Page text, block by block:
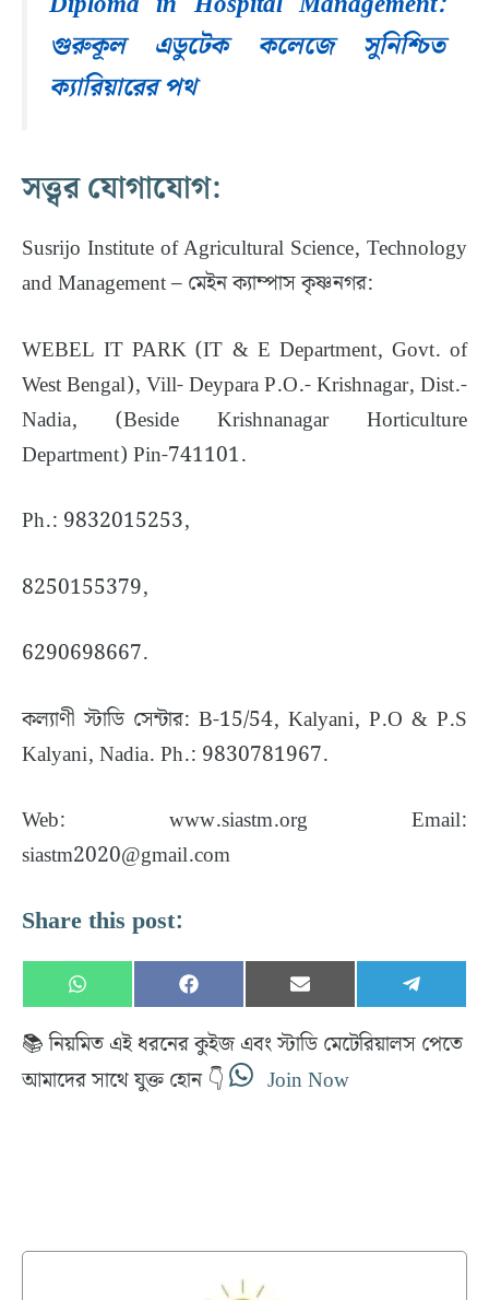
গুরুকূল এডুটেক কলেজে সুনিশ্চিত
ক্যারিয়ারের পথ
সত্ত্বর যোগাযোগ:
Susrijo Institute of Agricultural Science, Technology
and Management – মেইন ক্যাম্পাস কৃষ্ণনগর:
WEBEL IT PARK (IT & E Department, Govt. of
West Bengal), Vill- Deypara P.O.- Krishnagar, Dist.-
Nadia, (Beside Krishnanagar Horticulture
Department) Pin-741101.
Ph.: 9832015253,
8250155379,
6290698667.
কল্যাণী স্টাডি সেন্টার: B-15/54, Kalyani, P.O & P.S
Kalyani, Nadia. Ph.: 9830781967.
Web: www.siastm.org Email:
siastm2020@gmail.com
Share this post:
Share
on
W
h
a
t
s
A
Share
on
F
a
c
e
b
o
Share
on
E
m
a
i
l
Share
on
T
e
l
e
📚 নিয়মিত এই ধরনের কুইজ এবং স্টাডি মেটেরিয়ালস পেতে
আমাদের সাথে যুক্ত হোন 👇
Join Now